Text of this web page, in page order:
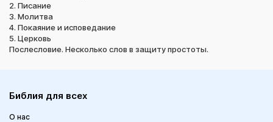
2. Писание
3. Молитва
4. Покаяние и исповедание
5. Церковь
Послесловие. Несколько слов в защиту простоты.
Библия для всех
О нас